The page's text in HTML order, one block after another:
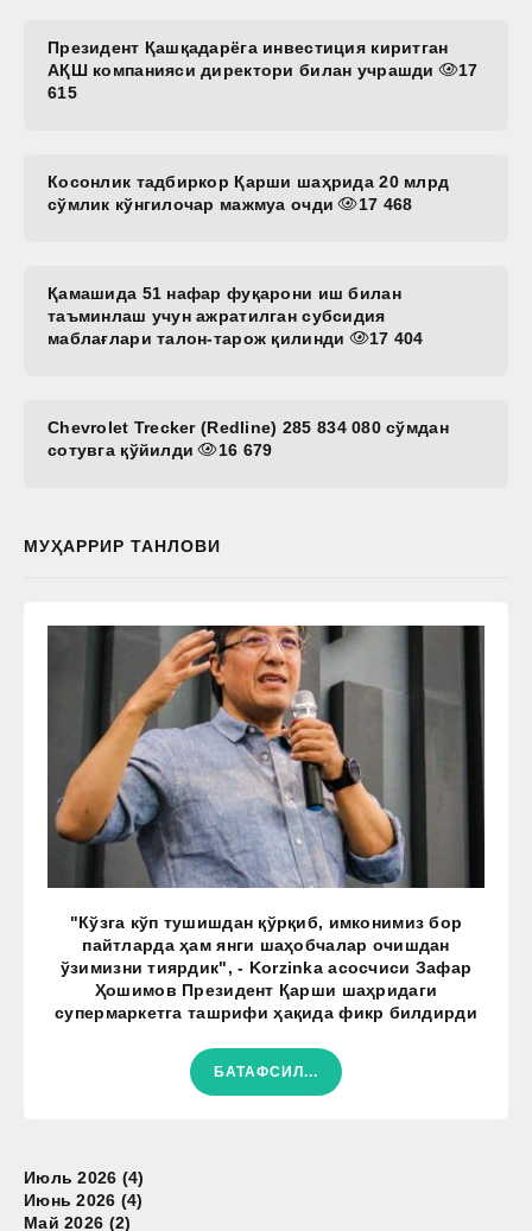
Президент Қашқадарёга инвестиция киритган
АҚШ компанияси директори билан учрашди
17
615
Косонлик тадбиркор Қарши шаҳрида 20 млрд
сўмлик кўнгилочар мажмуа очди
17 468
Қамашида 51 нафар фуқарони иш билан
таъминлаш учун ажратилган субсидия
маблағлари талон-тарож қилинди
17 404
Chevrolet Trecker (Redline) 285 834 080 сўмдан
сотувга қўйилди
16 679
МУҲАРРИР ТАНЛОВИ
"Кўзга кўп тушишдан қўрқиб, имконимиз бор
пайтларда ҳам янги шаҳобчалар очишдан
ўзимизни тиярдик", - Korzinka асосчиси Зафар
Ҳошимов Президент Қарши шаҳридаги
супермаркетга ташрифи ҳақида фикр билдирди
БАТАФСИЛ...
Июль 2026 (4)
Июнь 2026 (4)
Май 2026 (2)